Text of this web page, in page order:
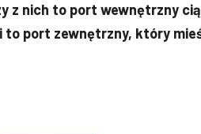
z nich to port wewnętrzny
to port zewnętrzny, który